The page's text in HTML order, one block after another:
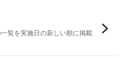
覧を実施日の新しい順に掲載